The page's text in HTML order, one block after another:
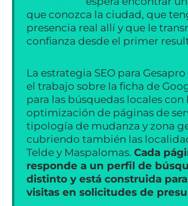
que conozca la ciudad, que
presencia real allí y que le
confianza desde el primer
La estrategia SEO para
el trabajo sobre la ficha de
para las búsquedas locales con
optimización de páginas de
tipología de mudanza y zona
cubriendo también las
Telde y Maspalomas. Cada
responde a un perfil de
distinto y está construida
visitas en solicitudes de